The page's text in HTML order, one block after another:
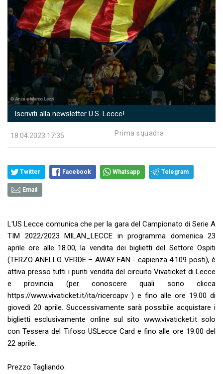
Iscriviti alla newsletter U.S. Lecce!
18.04.2023 17:35 Prima squadra
Twitter Facebook Whatsapp Telegram
Email
L'US Lecce comunica che per la gara del Campionato di Serie A
TIM 2022/2023 MILAN_LECCE in programma domenica 23
aprile ore alle 18.00, la vendita dei biglietti del Settore Ospiti
(TERZO ANELLO VERDE – AWAY FAN - capienza 4.109 posti), è
attiva presso tutti i punti vendita del circuito Vivaticket di Lecce
e provincia (per conoscere quali sono clicca
https://www.vivaticket.it/ita/ricercapv ) e fino alle ore 19.00 di
giovedì 20 aprile. Successivamente sarà possibile acquistare i
biglietti esclusivamente online sul sito www.vivaticket.it solo
con Tessera del Tifoso USLecce Card e fino alle ore 19.00 del
22 aprile.
Prezzo Tagliando: